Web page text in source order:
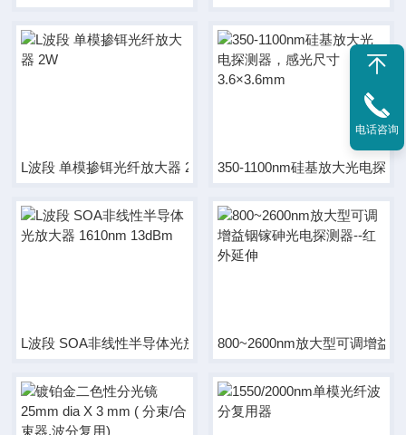
L波段 单模掺铒光纤放大器 2W 350-1100nm硅基放大光电探
L波段 SOA非线性半导体光放大器 1610nm 13dBm
800~2600nm放大型可调增益
电话咨询